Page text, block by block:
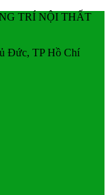
TRÍ NỘI THẤT
Đức, TP Hồ Chí